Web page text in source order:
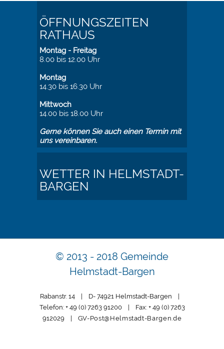
ÖFFNUNGSZEITEN
RATHAUS
Montag - Freitag
8.00 bis 12.00 Uhr
Montag
14.30 bis 16.30 Uhr
Mittwoch
14.00 bis 18.00 Uhr
Gerne können Sie auch einen Termin mit
uns vereinbaren.
WETTER IN HELMSTADT-
BARGEN
© 2013 - 2018 Gemeinde
Helmstadt-Bargen
Rabanstr. 14 | D- 74921 Helmstadt-Bargen |
Telefon: + 49 (0) 7263 91200 | Fax: + 49 (0) 7263
912029 | GV-Post@Helmstadt-Bargen.de